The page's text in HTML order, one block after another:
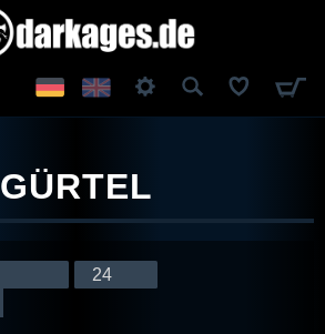
REGISTRIEREN
GÜRTEL